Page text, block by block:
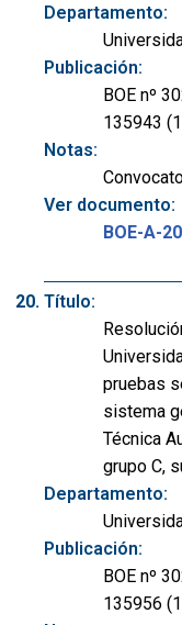
Departamento:
Publicación:
BOE nº
135943
Notas:
Ver documento:
BOE-A-
Título:
pruebas
sistema
Técnica
grupo C,
Departamento:
Publicación:
BOE nº
135956